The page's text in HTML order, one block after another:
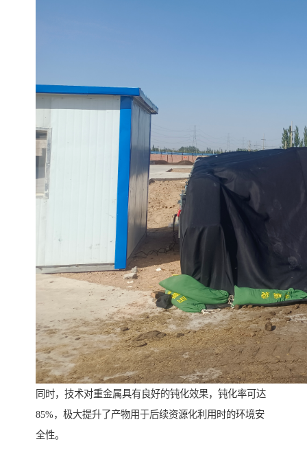
同时，技术对重金属具有良好的钝化效果，钝化率可达
85%，极大提升了产物用于后续资源化利用时的环境安
全性。